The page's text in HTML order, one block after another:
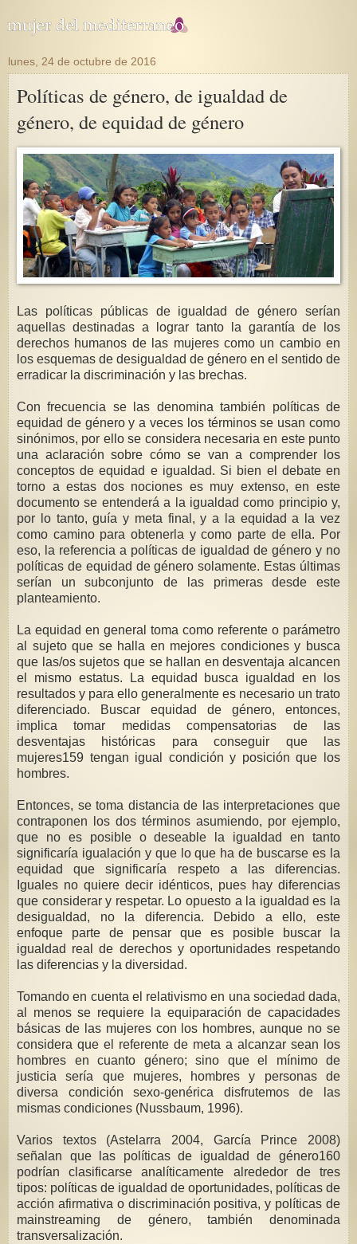
lunes, 24 de octubre de 2016
Políticas de género, de igualdad de
género, de equidad de género
Las políticas públicas de igualdad de género serían
aquellas destinadas a lograr tanto la garantía de los
derechos humanos de las mujeres como un cambio en
los esquemas de desigualdad de género en el sentido de
erradicar la discriminación y las brechas.
Con frecuencia se las denomina también políticas de
equidad de género y a veces los términos se usan como
sinónimos, por ello se considera necesaria en este punto
una aclaración sobre cómo se van a comprender los
conceptos de equidad e igualdad. Si bien el debate en
torno a estas dos nociones es muy extenso, en este
documento se entenderá a la igualdad como principio y,
por lo tanto, guía y meta final, y a la equidad a la vez
como camino para obtenerla y como parte de ella. Por
eso, la referencia a políticas de igualdad de género y no
políticas de equidad de género solamente. Estas últimas
serían un subconjunto de las primeras desde este
planteamiento.
La equidad en general toma como referente o parámetro
al sujeto que se halla en mejores condiciones y busca
que las/os sujetos que se hallan en desventaja alcancen
el mismo estatus. La equidad busca igualdad en los
resultados y para ello generalmente es necesario un trato
diferenciado. Buscar equidad de género, entonces,
implica tomar medidas compensatorias de las
desventajas históricas para conseguir que las
mujeres159 tengan igual condición y posición que los
hombres.
Entonces, se toma distancia de las interpretaciones que
contraponen los dos términos asumiendo, por ejemplo,
que no es posible o deseable la igualdad en tanto
significaría igualación y que lo que ha de buscarse es la
equidad que significaría respeto a las diferencias.
Iguales no quiere decir idénticos, pues hay diferencias
que considerar y respetar. Lo opuesto a la igualdad es la
desigualdad, no la diferencia. Debido a ello, este
enfoque parte de pensar que es posible buscar la
igualdad real de derechos y oportunidades respetando
las diferencias y la diversidad.
Tomando en cuenta el relativismo en una sociedad dada,
al menos se requiere la equiparación de capacidades
básicas de las mujeres con los hombres, aunque no se
considera que el referente de meta a alcanzar sean los
hombres en cuanto género; sino que el mínimo de
justicia sería que mujeres, hombres y personas de
diversa condición sexo-genérica disfrutemos de las
mismas condiciones (Nussbaum, 1996).
Varios textos (Astelarra 2004, García Prince 2008)
señalan que las políticas de igualdad de género160
podrían clasificarse analíticamente alrededor de tres
tipos: políticas de igualdad de oportunidades, políticas de
acción afirmativa o discriminación positiva, y políticas de
mainstreaming de género, también denominada
transversalización.